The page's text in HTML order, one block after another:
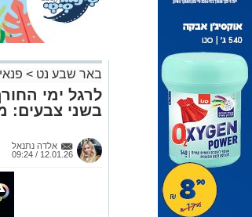
באר שבע נט >
לרגל ימי
בשני צבעים:
אלדה נתנאל
12.01.26 / 09:24